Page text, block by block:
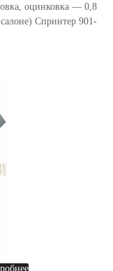
оцинковка — 0,8
Спринтер 901-